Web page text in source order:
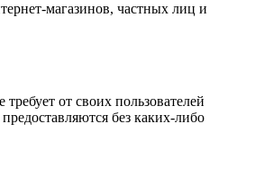
магазинов, частных лиц и
от своих пользователей
без каких-либо